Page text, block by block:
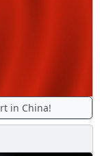
in China!